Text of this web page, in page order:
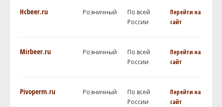
Hcbeer.ru Розничный
По всей
России
Перейти на
сайт
Mirbeer.ru Розничный
По всей
России
Перейти на
сайт
Pivoperm.ru Розничный
По всей
России
Перейти на
сайт